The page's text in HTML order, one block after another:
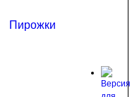
Пирожки